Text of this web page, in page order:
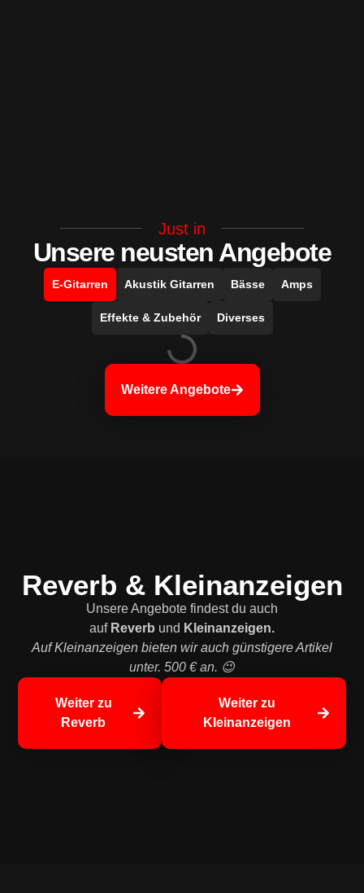
Just in
Unsere neusten Angebote
E-Gitarren Akustik Gitarren Bässe Amps
Effekte & Zubehör Diverses
Weitere Angebote
Reverb & Kleinanzeigen
Unsere Angebote findest du auch
auf Reverb und Kleinanzeigen.
Auf Kleinanzeigen bieten wir auch günstigere Artikel
unter. 500 € an. 😉
Weiter zu
Reverb
Weiter zu
Kleinanzeigen